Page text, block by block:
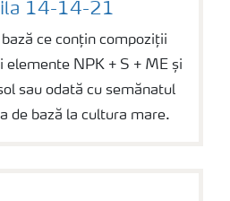
14-14-21
ce conțin compoziții
NPK + S + ME și
sau odată cu semănatul
de bază la cultura mare.